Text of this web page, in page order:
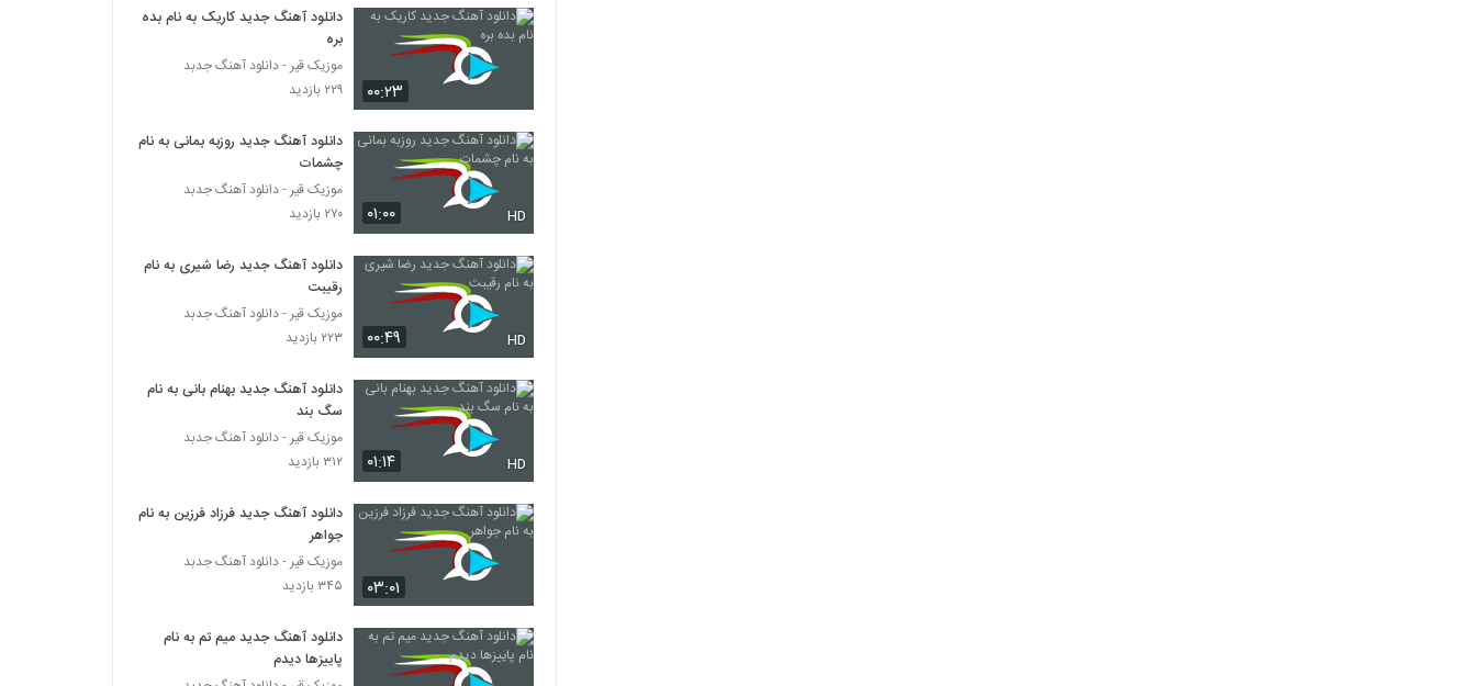
دانلود آهنگ عباس جهان چهار ستون
۳۱۰ بازدید
دانلود آهنگ علی یزدانی پری روی
۲۷۹ بازدید
آهنگ دیو جنون از مسعود نجاریان(پاپ)
۲۸۸ بازدید
آهنگ حامد گل محمدی بنام چشمام به راهت
۲۵۷ بازدید
آهنگ مگه چیه از هورسا بند(پاپ)
۲۸۳ بازدید
دانلود آهنگ رسول خراسانی یرگه (به همراه
سعید روشندل)
۳۵۷ بازدید
دانلود آهنگ جدید و زیبای رسول خراسانی با نام
بیا برم به طرقبه (به همراه سعید روشندل)
۲۸۴ بازدید
دانلود آهنگ جدید و زیبای ونزو با نام باختم
۲۹۲ بازدید
۰۰:۲۳
دانلود آهنگ جدید کاریک به نام بده
بره
موزیک قیر - دانلود آهنگ جدبد
۲۲۹ بازدید
۰۱:۰۰ HD
دانلود آهنگ جدید روزبه بمانی به نام
چشمات
موزیک قیر - دانلود آهنگ جدبد
۲۷۰ بازدید
۰۰:۴۹ HD
دانلود آهنگ جدید رضا شیری به نام
رقیبت
موزیک قیر - دانلود آهنگ جدبد
۲۲۳ بازدید
۰۱:۱۴ HD
دانلود آهنگ جدید بهنام بانی به نام
سگ بند
موزیک قیر - دانلود آهنگ جدبد
۳۱۲ بازدید
۰۳:۰۱
دانلود آهنگ جدید فرزاد فرزین به نام
جواهر
موزیک قیر - دانلود آهنگ جدبد
۳۴۵ بازدید
دانلود آهنگ جدید میم تم به نام
پاییزها دیدم